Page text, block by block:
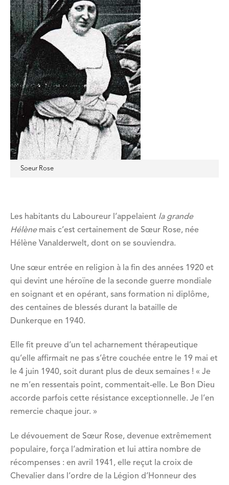
Soeur Rose
Les habitants du Laboureur l’appelaient la grande
Hélènemais c’est certainement de Sœur Rose, née
Hélène Vanalderwelt, dont on se souviendra.
Une sœur entrée en religion à la fin des années 1920 et
qui devint une héroïne de la seconde guerre mondiale
en soignant et en opérant, sans formation ni diplôme,
des centaines de blessés durant la bataille de
Dunkerque en 1940.
Elle fit preuve d’un tel acharnement thérapeutique
qu’elle affirmait ne pas s’être couchée entre le 19 mai et
le 4 juin 1940, soit durant plus de deux semaines ! « Je
ne m’en ressentais point, commentait-elle. Le Bon Dieu
accorde parfois cette résistance exceptionnelle. Je l’en
remercie chaque jour. »
Le dévouement de Sœur Rose, devenue extrêmement
populaire, força l’admiration et lui attira nombre de
récompenses : en avril 1941, elle reçut la croix de
Chevalier dans l’ordre de la Légion d’Honneur des